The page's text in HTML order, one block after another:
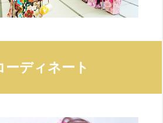
ディネート